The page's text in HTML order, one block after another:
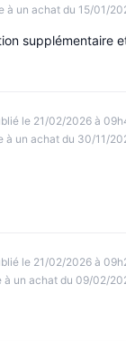
à un achat du 15/01/
supplémentaire
le 21/02/2026 à
à un achat du 30/11/
le 21/02/2026 à
à un achat du 09/02/